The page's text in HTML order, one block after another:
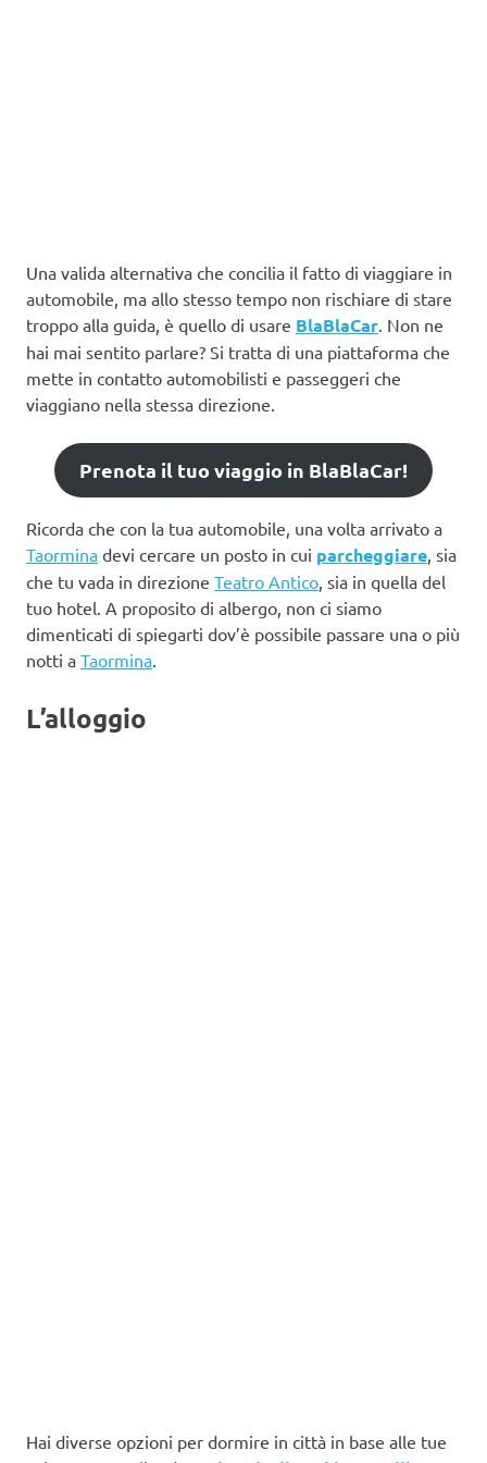
Una valida alternativa che concilia il fatto di viaggiare in
automobile, ma allo stesso tempo non rischiare di stare
troppo alla guida, è quello di usare BlaBlaCar. Non ne
hai mai sentito parlare? Si tratta di una piattaforma che
mette in contatto automobilisti e passeggeri che
viaggiano nella stessa direzione.
Prenota il tuo viaggio in BlaBlaCar!
Ricorda che con la tua automobile, una volta arrivato a
Taormina devi cercare un posto in cui parcheggiare , sia
che tu vada in direzione Teatro Antico , sia in quella del
tuo hotel. A proposito di albergo, non ci siamo
dimenticati di spiegarti dov’è possibile passare una o più
notti a Taormina
L’alloggio
Hai diverse opzioni per dormire in città in base alle tue